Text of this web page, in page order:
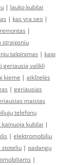
| lauko kubilai
| kas yra seo |
|
straipsniu
talpinimas | kaip
geriausią valiklį
kieme | aikštelės
| geriausias
maistas
telefonų
kainuoja kubilai |
| elektromobiliu
stoteliu | padangų
|